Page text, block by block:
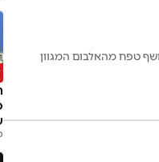
טפח מהאלבום המגוון